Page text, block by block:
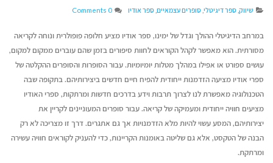
שיווק, ספר דיגיטלי, סופרים עצמאיים, ספר אודיו 0 Comments
במרחב הדיגיטלי ההולך וגדל של ימינו, ספר אודיו מציע חלופה פופולרית ונוחה לקריאה
מסורתית. הוא מאפשר לקהל הקוראים לחוות סיפורים בזמן שהם עוברים ממקום למקום,
עושים ספורט או אפילו במהלך מטלות יומיומיות. עבור הסופרות והסופרים ההקלטה של
ספרי אודיו מציעה הזדמנות ייחודית להפיח חיים חדשים ביצירותיהם. בתקופה שבה
הטכנולוגיה מאפשרת לנו לצרוך תרבות וידע בדרכים חדשות ומרתקות, ספרי האודיו
מציעים חוויה ייחודית ומעמיקה של קריאה. עבור סופרים המעוניינים לקריין את
יצירותיהם, המסע עשוי להיות מלא הזדמנויות אך גם אתגרים. דרך זו מצריכה לא רק
הבנה של הטקסט, אלא גם שליטה באומנות הקריינות, כדי להעניק לקוראים חוויה עשירה
ומרתקת.
איך לשמור על קול אותנטי
יוני 16, 2026
דן טימור על הספר
ליצירת זוגיות
יולי 14, 2026